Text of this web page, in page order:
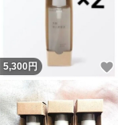
いいね！
5,300 円